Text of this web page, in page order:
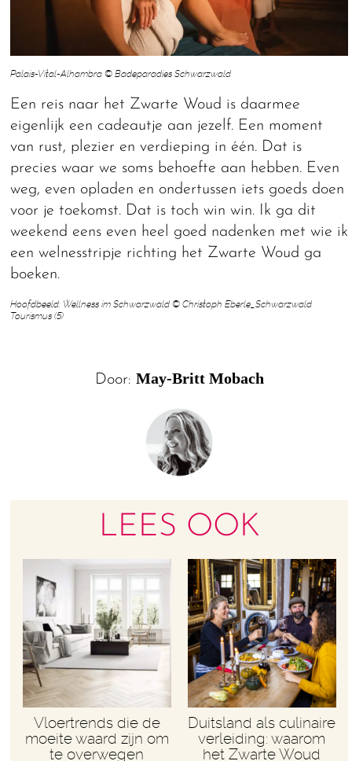
Palais-Vital-Alhambra © Badeparadies Schwarzwald
Een reis naar het Zwarte Woud is daarmee
eigenlijk een cadeautje aan jezelf. Een moment
van rust, plezier en verdieping in één. Dat is
precies waar we soms behoefte aan hebben. Even
weg, even opladen en ondertussen iets goeds doen
voor je toekomst. Dat is toch win win. Ik ga dit
weekend eens even heel goed nadenken met wie ik
een welnesstripje richting het Zwarte Woud ga
boeken.
Hoofdbeeld: Wellness im Schwarzwald © Christoph Eberle_Schwarzwald
Tourismus (5)
Door: May-Britt Mobach
LEES OOK
Vloertrends die de
moeite waard zijn om
te overwegen
Duitsland als culinaire
verleiding: waarom
het Zwarte Woud